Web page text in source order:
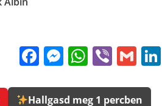
FacebookViber
Hallgasd meg 1 percben